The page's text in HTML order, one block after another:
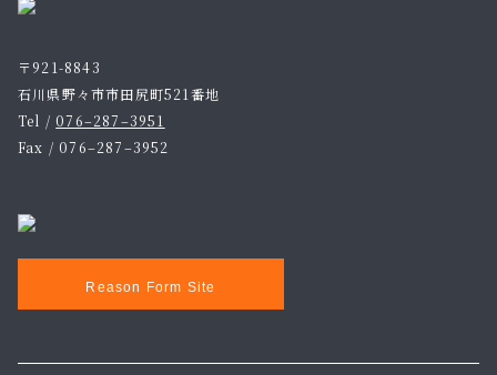
〒921-8843
石川県野々市市田尻町521番地
Tel / 076–287–3951
Fax / 076–287–3952
Reason Form Site